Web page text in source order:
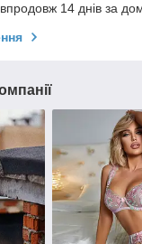
14 днів за